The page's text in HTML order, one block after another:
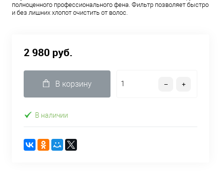
полноценного профессионального фена. Фильтр позволяет быстро
и без лишних хлопот очистить от волос.
2 980 руб.
В корзину
В наличии